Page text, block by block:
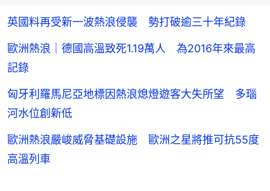
英國料再受新一波熱浪侵襲 勢打破逾三十年紀錄
歐洲熱浪｜德國高溫致死1.19萬人 為2016年來最高
記錄
匈牙利羅馬尼亞地標因熱浪熄燈遊客大失所望 多瑙
河水位創新低
歐洲熱浪嚴峻威脅基礎設施 歐洲之星將推可抗55度
高溫列車